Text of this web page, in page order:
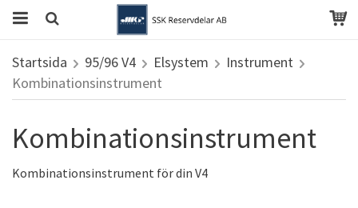
Startsida 95/96 V4 Elsystem
Instrument
Kombinationsinstrument
Kombinationsinstrument
Kombinationsinstrument för din V4